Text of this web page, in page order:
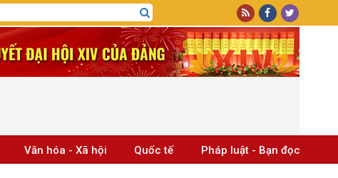
Văn hóa - Xã hội Quốc tế Pháp luật - Bạn đọc